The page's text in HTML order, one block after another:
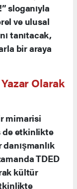
sloganıyla
ve ulusal
tanıtacak,
bir araya
Olarak
mimarisi
de etkinlikte
TDED
kültür